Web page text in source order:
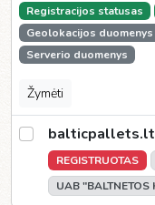
Registracijos statusas
Geolokacijos duomenys
Serverio duomenys
Žymėti
balticpallets.lt
REGISTRUOTAS
UAB "BALTNETOS